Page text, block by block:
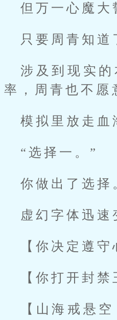
但万一心魔大
只要周青知
涉及到现实
率，周青也不愿
模拟里放走血
“选择一。”
你做出了选择
虚幻字体迅速
【你决定遵
【你打开封
【山海戒悬